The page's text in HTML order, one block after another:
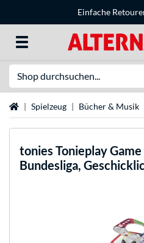
Einfache
StartseiteSpielzeug Bücher & Musik
tonies Tonieplay
Bundesliga,